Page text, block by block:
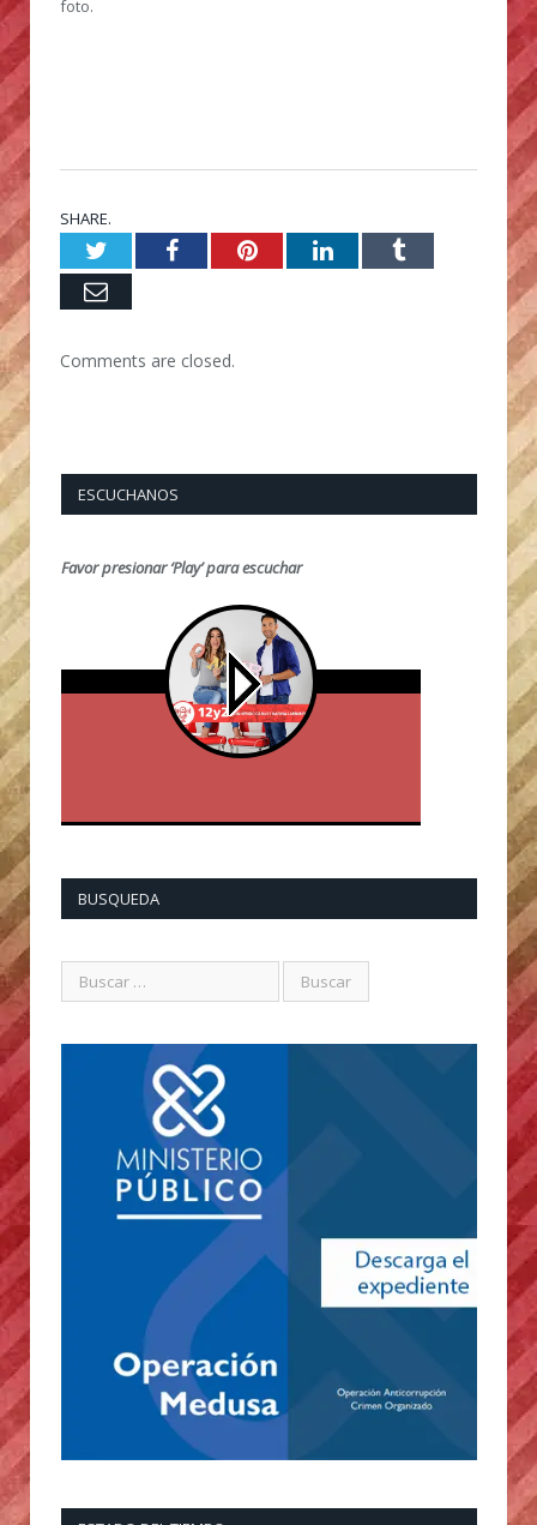
foto.
SHARE.
TwitterFacebookPinterestLinkedInTumblr
Email
Comments are closed.
ESCUCHANOS
Favor presionar ‘Play’ para escuchar
BUSQUEDA